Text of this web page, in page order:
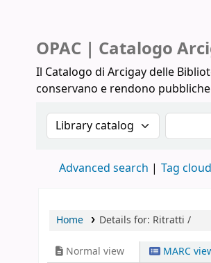
Biblioteche Arcigay
OPAC | Catalogo
Il Catalogo di Arcigay delle
conservano e rendono
Search the catalog by:Search
Advanced search Tag cloud
Home Details for: Ritratti /
Normal view MARC